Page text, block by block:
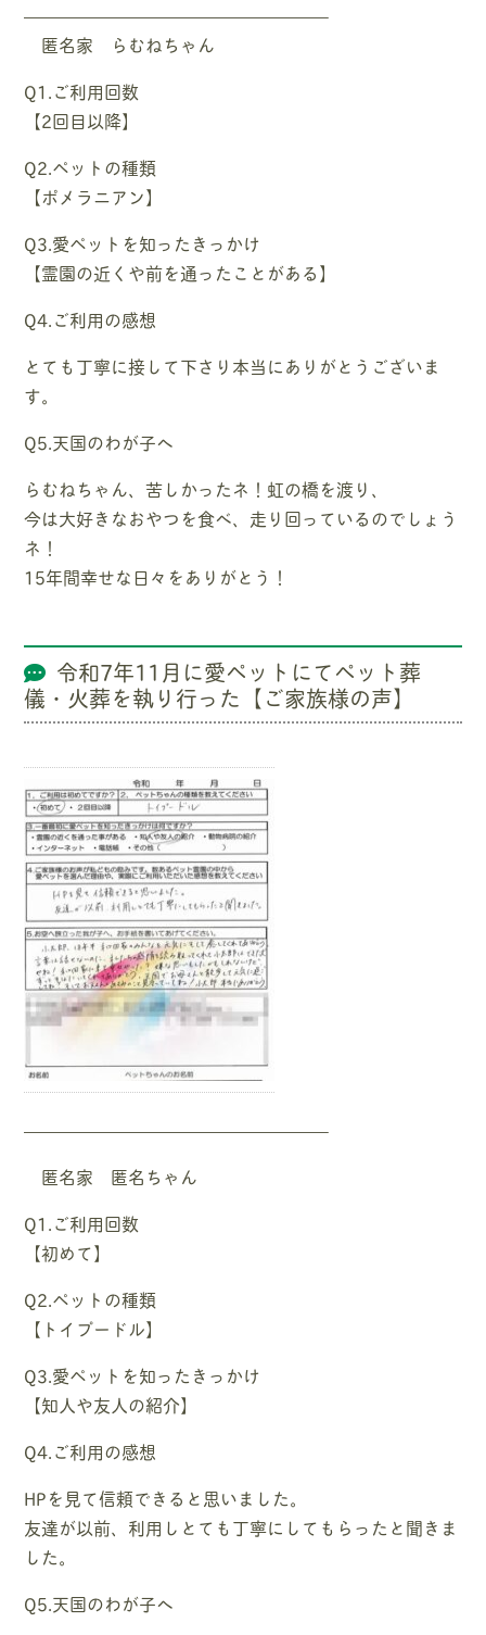
—————————————————–
匿名家 らむねちゃん
Q1.ご利用回数
【2回目以降】
Q2.ペットの種類
【ポメラニアン】
Q3.愛ペットを知ったきっかけ
【霊園の近くや前を通ったことがある】
Q4.ご利用の感想
とても丁寧に接して下さり本当にありがとうございま
す。
Q5.天国のわが子へ
らむねちゃん、苦しかったネ！虹の橋を渡り、
今は大好きなおやつを食べ、走り回っているのでしょう
ネ！
15年間幸せな日々をありがとう！
令和7年11月に愛ペットにてペット葬
儀・火葬を執り行った【ご家族様の声】
—————————————————–
匿名家 匿名ちゃん
Q1.ご利用回数
【初めて】
Q2.ペットの種類
【トイプードル】
Q3.愛ペットを知ったきっかけ
【知人や友人の紹介】
Q4.ご利用の感想
HPを見て信頼できると思いました。
友達が以前、利用しとても丁寧にしてもらったと聞きま
した。
Q5.天国のわが子へ